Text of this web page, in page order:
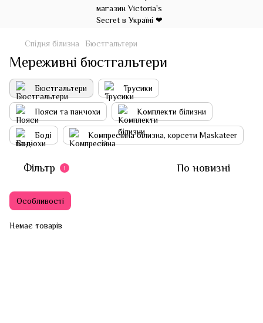
Спідня білизна Бюстгальтери
Мереживні бюстгальтери
Бюстгальтери Трусики
Пояси та панчохи Комплекти білизни
Боді Компресійна білизна, корсети Maskateer
Фільтр 1 По новизні
Особливості
Немає товарів